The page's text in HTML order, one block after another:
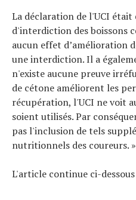
La déclaration de l'UCI
d'interdiction des boissons
aucun effet d’amélioration
une interdiction. Il a
n'existe aucune preuve
de cétone améliorent les
récupération, l'UCI ne voit
soient utilisés. Par
pas l'inclusion de tels
nutritionnels des coureurs. »
L'article continue ci-dessous
Actualités
Technologies
Tests de produits